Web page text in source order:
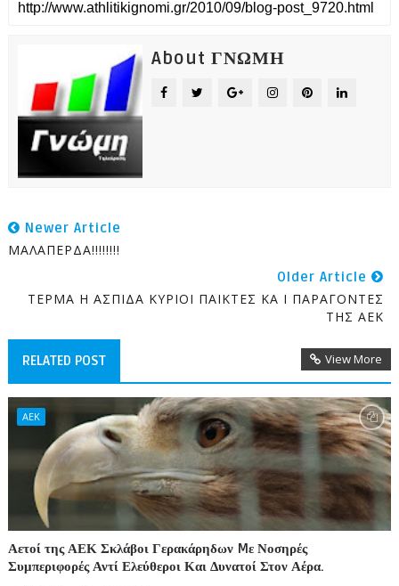
About ΓΝΩΜΗ
Newer Article
ΜΑΛΑΠΕΡΔΑ!!!!!!!!
Older Article
ΤΕΡΜΑ Η ΑΣΠΙΔΑ ΚΥΡΙΟΙ ΠΑΙΚΤΕΣ ΚΑ Ι ΠΑΡΑΓΟΝΤΕΣ
ΤΗΣ ΑΕΚ
RELATED POST View More
ΑΕΚ
Αετοί της ΑΕΚ Σκλάβοι Γερακάρηδων Mε Νοσηρές
Συμπεριφορές Αντί Ελεύθεροι Και Δυνατοί Στον Αέρα.